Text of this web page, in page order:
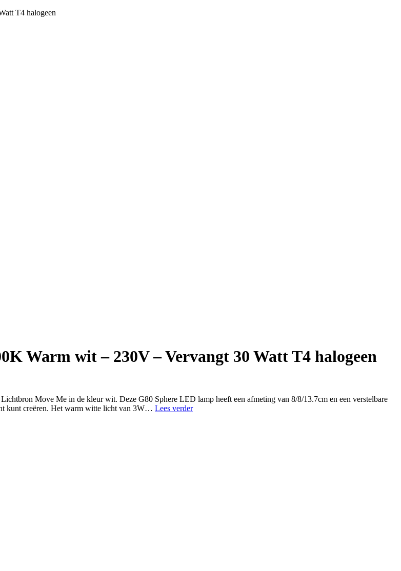
T4 halogeen
Warm wit – 230V – Vervangt 30 Watt T4 halogeen
Move Me in de kleur wit. Deze G80 Sphere LED lamp heeft een afmeting van 8/8/13.7cm en een verstelbare
kunt creëren. Het warm witte licht van 3W… Lees verderG9